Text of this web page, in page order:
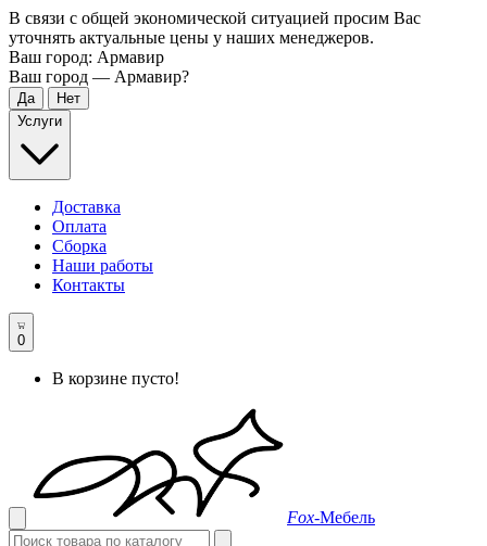
В связи с общей экономической ситуацией просим Вас
уточнять актуальные цены у наших менеджеров.
Ваш город: Армавир
Ваш город — Армавир?
Услуги
Доставка
Оплата
Сборка
Наши работы
Контакты
0
В корзине пусто!
Fox-Мебель